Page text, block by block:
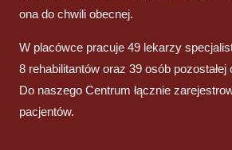
ona do chwili obecnej.
W placówce pracuje 49 lekarzy
8 rehabilitantów oraz 39 osób pozostałej
Do naszego Centrum łącznie
pacjentów.